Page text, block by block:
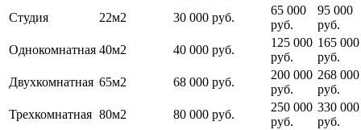
Студия 22м2 30 000 руб.
65 000
руб.
95 000
руб.
Однокомнатная 40м2 40 000 руб.
125 000
руб.
165 000
руб.
Двухкомнатная 65м2 68 000 руб.
200 000
руб.
268 000
руб.
Трехкомнатная 80м2 80 000 руб.
250 000
руб.
330 000
руб.